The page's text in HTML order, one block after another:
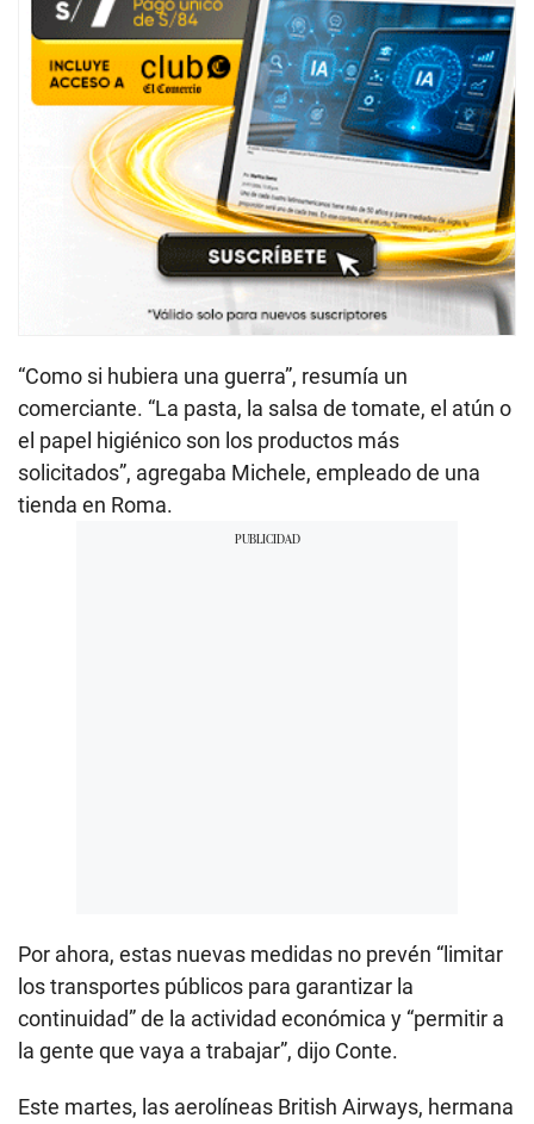
“Como si hubiera una guerra”, resumía un
comerciante. “La pasta, la salsa de tomate, el atún o
el papel higiénico son los productos más
solicitados”, agregaba Michele, empleado de una
tienda en Roma.
Por ahora, estas nuevas medidas no prevén “limitar
los transportes públicos para garantizar la
continuidad” de la actividad económica y “permitir a
la gente que vaya a trabajar”, dijo Conte.
Este martes, las aerolíneas British Airways, hermana